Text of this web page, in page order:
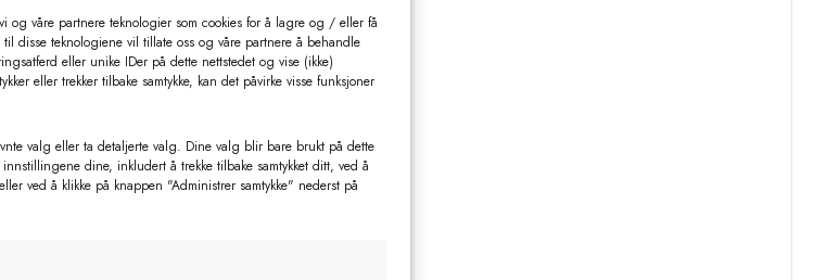
og våre partnere teknologier som cookies for å lagre og / eller få
disse teknologiene vil tillate oss og våre partnere å behandle
eller unike IDer på dette nettstedet og vise (ikke)
eller trekker tilbake samtykke, kan det påvirke visse funksjoner
valg eller ta detaljerte valg. Dine valg blir bare brukt på dette
dine, inkludert å trekke tilbake samtykket ditt, ved å
ved å klikke på knappen "Administrer samtykke" nederst på
EN 352-1, EN 352-8 og RED 2014/53/EU.